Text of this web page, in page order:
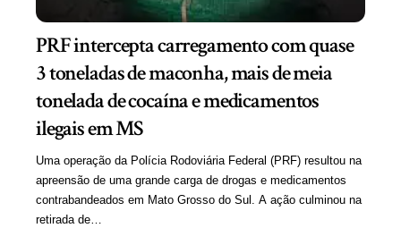
PRF intercepta carregamento com quase
3 toneladas de maconha, mais de meia
tonelada de cocaína e medicamentos
ilegais em MS
Uma operação da Polícia Rodoviária Federal (PRF) resultou na
apreensão de uma grande carga de drogas e medicamentos
contrabandeados em Mato Grosso do Sul. A ação culminou na
retirada de…